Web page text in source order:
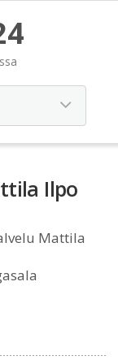
Ilpo
Mattila